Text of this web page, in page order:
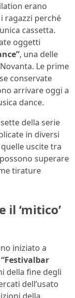
erano
ragazzi perché
cassetta.
oggetti
, una delle
Le prime
conservate
arrivare oggi a
dance.
della serie
in diversi
uscite tra
superare
tirature
‘mitico’
iniziato a
“Festivalbar
della fine degli
dell’usato